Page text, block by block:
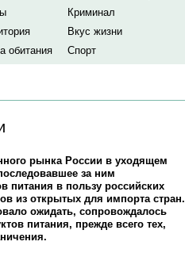
Криминал
Вкус жизни
обитания Спорт
рынка России в уходящем
за ним
питания в пользу российских
из открытых для импорта стран.
ожидать, сопровождалось
питания, прежде всего тех,